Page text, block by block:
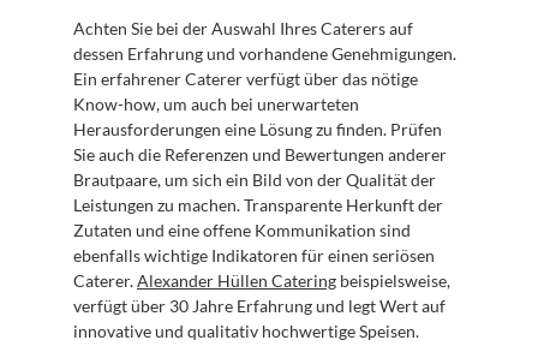
Achten Sie bei der Auswahl Ihres Caterers auf
dessen Erfahrung und vorhandene Genehmigungen.
Ein erfahrener Caterer verfügt über das nötige
Know-how, um auch bei unerwarteten
Herausforderungen eine Lösung zu finden. Prüfen
Sie auch die Referenzen und Bewertungen anderer
Brautpaare, um sich ein Bild von der Qualität der
Leistungen zu machen. Transparente Herkunft der
Zutaten und eine offene Kommunikation sind
ebenfalls wichtige Indikatoren für einen seriösen
Caterer. Alexander Hüllen Catering beispielsweise,
verfügt über 30 Jahre Erfahrung und legt Wert auf
innovative und qualitativ hochwertige Speisen.